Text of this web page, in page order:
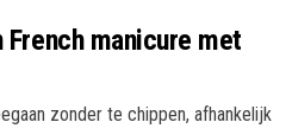
manicure met
zonder te chippen, afhankelijk